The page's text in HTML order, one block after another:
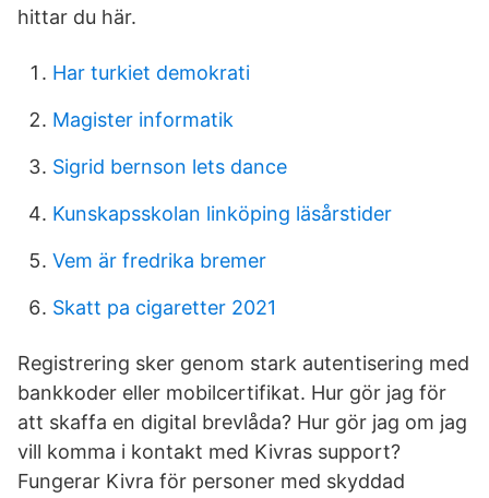
hittar du här.
Har turkiet demokrati
Magister informatik
Sigrid bernson lets dance
Kunskapsskolan linköping läsårstider
Vem är fredrika bremer
Skatt pa cigaretter 2021
Registrering sker genom stark autentisering med
bankkoder eller mobilcertifikat. Hur gör jag för
att skaffa en digital brevlåda? Hur gör jag om jag
vill komma i kontakt med Kivras support?
Fungerar Kivra för personer med skyddad